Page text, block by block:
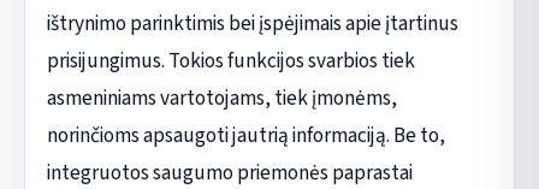
ištrynimo parinktimis bei įspėjimais apie įtartinus
prisijungimus. Tokios funkcijos svarbios tiek
asmeniniams vartotojams, tiek įmonėms,
norinčioms apsaugoti jautrią informaciją. Be to,
integruotos saugumo priemonės paprastai